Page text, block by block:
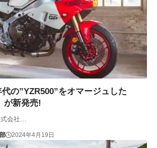
代の”YZR500”をオマージュした
が新発売!
式会社…
2024年4月19日